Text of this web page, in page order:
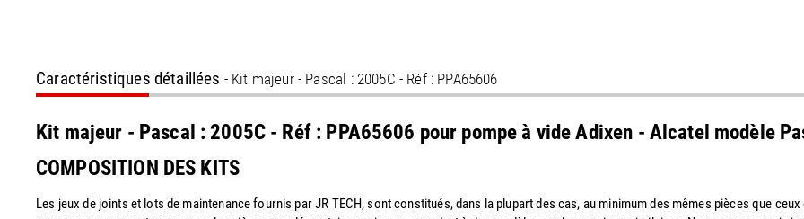
Caractéristiques détaillées - Kit majeur - Pascal : 2005C - Réf : PPA65606
Kit majeur - Pascal : 2005C - Réf : PPA65606 pour pompe à vide Adixen - Alcatel modèle
COMPOSITION DES KITS
Les jeux de joints et lots de maintenance fournis par JR TECH, sont constitués, dans la plupart des cas, au minimum des mêmes pièces que